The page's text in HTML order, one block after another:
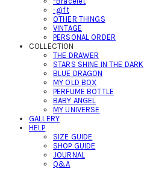
-gift
OTHER THINGS
VINTAGE
PERSONAL ORDER
COLLECTION
THE DRAWER
STARS SHINE IN THE DARK
BLUE DRAGON
MY OLD BOX
PERFUME BOTTLE
BABY ANGEL
MY UNIVERSE
GALLERY
HELP
SIZE GUIDE
SHOP GUIDE
JOURNAL
Q&A